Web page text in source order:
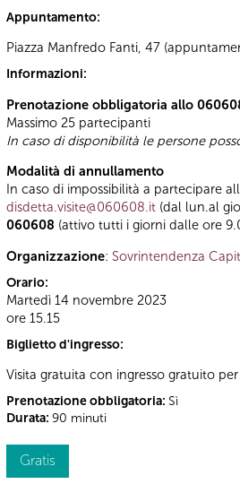
Appuntamento:
Piazza Manfredo Fanti, 47
Informazioni:
Prenotazione obbligatoria allo
Massimo 25 partecipanti
In caso di disponibilità le persone
Modalità di annullamento
In caso di impossibilità a partecipare
disdetta.visite@060608.it (dal lun.al
060608 (attivo tutti i giorni dalle ore
Organizzazione: Sovrintendenza
Orario:
Martedì 14 novembre 2023
ore 15.15
Biglietto d'ingresso:
Visita gratuita con ingresso gratuito
Prenotazione obbligatoria: Sì
Durata: 90 minuti
Gratis